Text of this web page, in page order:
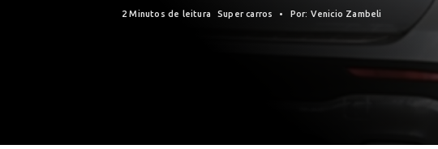
2 Minutos de leitura Super carros Por: Venicio Zambeli